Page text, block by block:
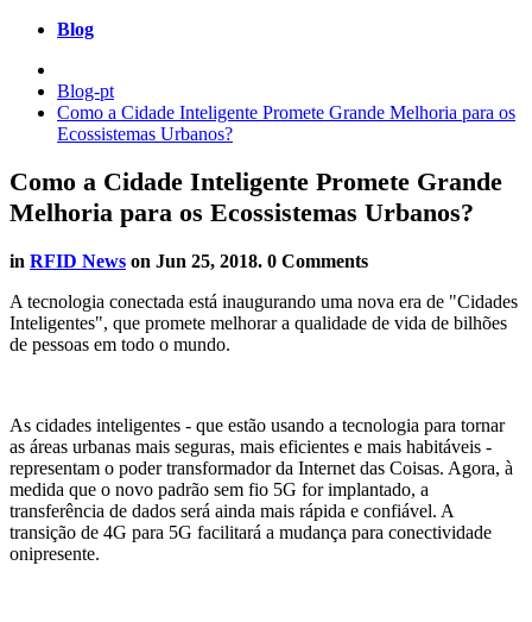
Blog
Blog-pt
Como a Cidade Inteligente Promete Grande Melhoria para os
Ecossistemas Urbanos?
Como a Cidade Inteligente Promete Grande
Melhoria para os Ecossistemas Urbanos?
in RFID News on Jun 25, 2018. 0 Comments
A tecnologia conectada está inaugurando uma nova era de "Cidades
Inteligentes", que promete melhorar a qualidade de vida de bilhões
de pessoas em todo o mundo.
As cidades inteligentes - que estão usando a tecnologia para tornar
as áreas urbanas mais seguras, mais eficientes e mais habitáveis ​​-
representam o poder transformador da Internet das Coisas. Agora, à
medida que o novo padrão sem fio 5G for implantado, a
transferência de dados será ainda mais rápida e confiável. A
transição de 4G para 5G facilitará a mudança para conectividade
onipresente.